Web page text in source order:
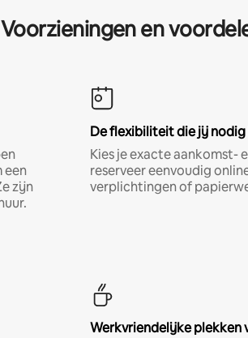
Voorzieningen en
een
zijn
De flexibiliteit die jij
Kies je exacte aankomst-
reserveer eenvoudig
verplichtingen of
Werkvriendelijke plekken